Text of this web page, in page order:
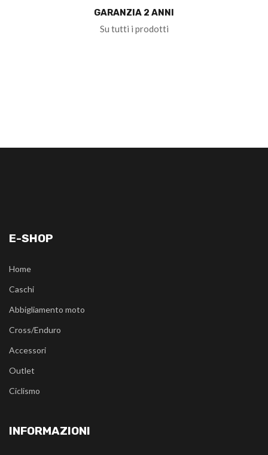
GARANZIA 2 ANNI
Su tutti i prodotti
E-SHOP
Home
Caschi
Abbigliamento moto
Cross/Enduro
Accessori
Outlet
Ciclismo
INFORMAZIONI